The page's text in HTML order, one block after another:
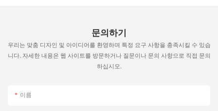
문의하기
우리는 맞춤 디자인 및 아이디어를 환영하며 특정 요구 사항을 충족시킬 수 있습
니다. 자세한 내용은 웹 사이트를 방문하거나 질문이나 문의 사항으로 직접 문의
하십시오.
이름